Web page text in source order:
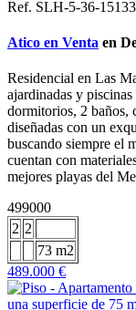
Ref. SLH-5-36-15133
Atico en Venta en
Residencial en Las
ajardinadas y
dormitorios, 2 baños,
diseñadas con un
buscando siempre el
cuentan con
mejores playas del
499000
2 2
73 m2
489.000 €